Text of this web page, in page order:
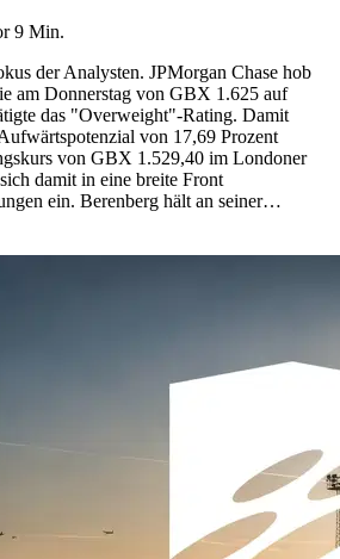
9 Min.
der Analysten. JPMorgan Chase hob
am Donnerstag von GBX 1.625 auf
das "Overweight"-Rating. Damit
von 17,69 Prozent
von GBX 1.529,40 im Londoner
damit in eine breite Front
ein. Berenberg hält an seiner…